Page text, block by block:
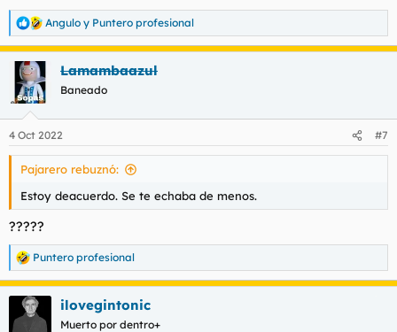
pena no poder hacerlo, os invito a que al menos compartáis
conmigo esta ensoñación
Ver el archivos adjunto 121870
121871
Ver el archivos adjunto 121873
R
e
a
c
c
i
e
s
Angulo y Puntero profesional
Lamambaazul
Baneado
4 Oct 2022 #7
Pajarero rebuznó:
Estoy deacuerdo. Se te echaba de menos.
?????
R
e
a
c
Puntero profesional
ilovegintonic
Muerto por dentro+